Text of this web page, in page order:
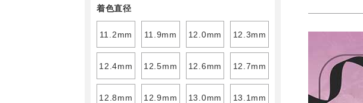
着色直径
11.2mm 11.9mm 12.0mm 12.3mm
12.4mm 12.5mm 12.6mm 12.7mm
12.8mm 12.9mm 13.0mm 13.1mm